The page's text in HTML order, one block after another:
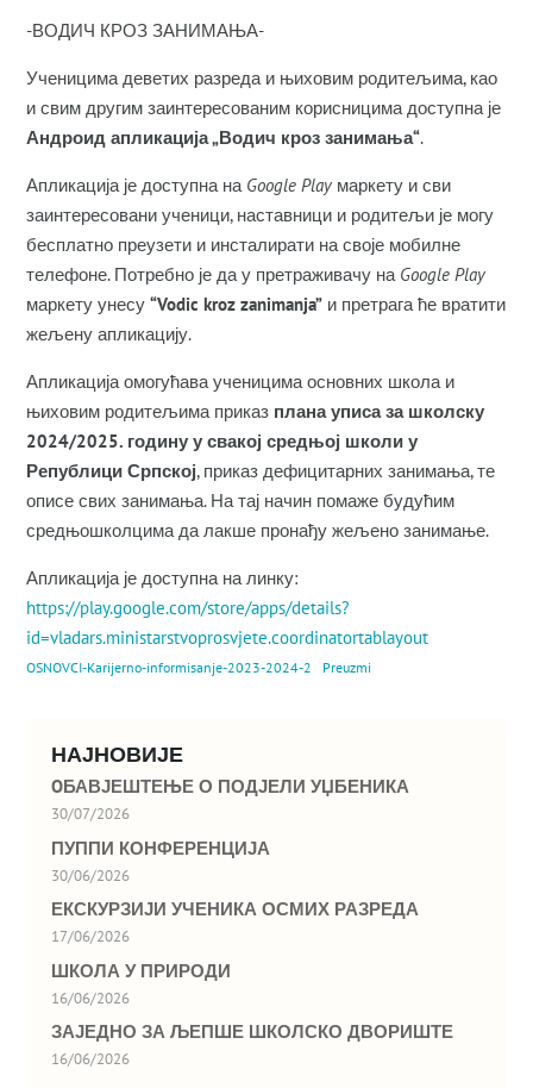
-ВОДИЧ КРОЗ ЗАНИМАЊА-
Ученицима деветих разреда и њиховим родитељима, као
и свим другим заинтересованим корисницима доступна је
Андроид апликација„Водич кроз занимања“.
Апликација је доступна на Google Play маркету и сви
заинтересовани ученици, наставници и родитељи је могу
бесплатно преузети и инсталирати на своје мобилне
телефоне. Потребно је да у претраживачу на Google Play
маркету унесу“Vodic kroz zanimanja” и претрага ће вратити
жељену апликацију.
Апликација омогућава ученицима основних школа и
њиховим родитељима приказ плана уписа за школску
2024/2025. годину у свакој средњој школи у
Републици Српској, приказ дефицитарних занимања, те
описе свих занимања. На тај начин помаже будућим
средњошколцима да лакше пронађу жељено занимање.
Апликација је доступна на линку:
https://play.google.com/store/apps/details?
id=vladars.ministarstvoprosvjete.coordinatortablayout
OSNOVCI-Karijerno-informisanje-2023-2024-2 Preuzmi
НАЈНОВИЈЕ
OБАВЈЕШТЕЊЕ О ПОДЈЕЛИ УЏБЕНИКА
30/07/2026
ПУППИ КОНФЕРЕНЦИЈА
30/06/2026
ЕКСКУРЗИЈИ УЧЕНИКА ОСМИХ РАЗРЕДА
17/06/2026
ШКОЛА У ПРИРОДИ
16/06/2026
ЗАЈЕДНО ЗА ЉЕПШЕ ШКОЛСКО ДВОРИШТЕ
16/06/2026